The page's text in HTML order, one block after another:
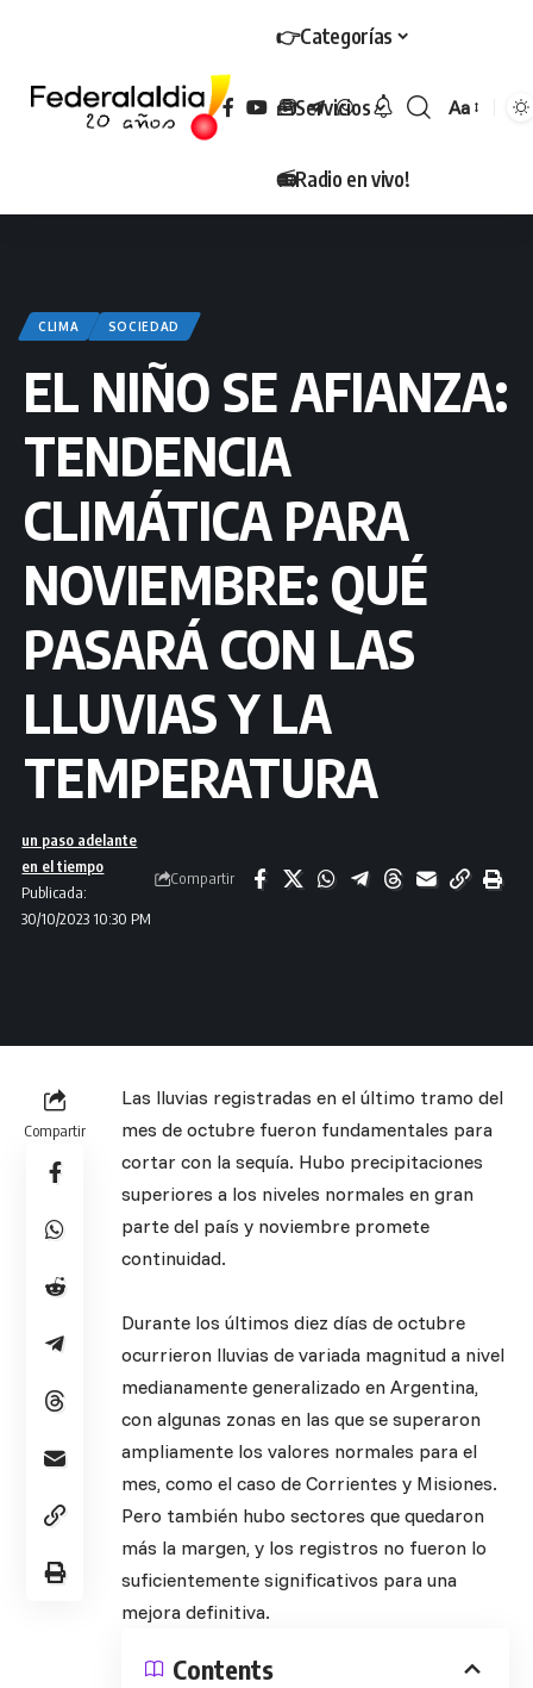
👉Categorías
🧰Servicios
📻Radio en vivo!
Tamaño
Aa
CLIMA SOCIEDAD
EL NIÑO SE AFIANZA:
TENDENCIA
CLIMÁTICA PARA
NOVIEMBRE: QUÉ
PASARÁ CON LAS
LLUVIAS Y LA
TEMPERATURA
Publicada:
30/10/2023 10:30 PM
un paso adelante
en el tiempo
Compartir
Compartir
Las lluvias registradas en el último tramo del
mes de octubre fueron fundamentales para
cortar con la sequía. Hubo precipitaciones
superiores a los niveles normales en gran
parte del país y noviembre promete
continuidad.
Durante los últimos diez días de octubre
ocurrieron lluvias de variada magnitud a nivel
medianamente generalizado en Argentina,
con algunas zonas en las que se superaron
ampliamente los valores normales para el
mes, como el caso de Corrientes y Misiones.
Pero también hubo sectores que quedaron
más la margen, y los registros no fueron lo
suficientemente significativos para una
mejora definitiva.
Contents